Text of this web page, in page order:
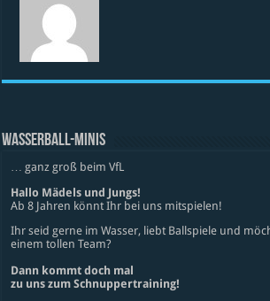
WASSERBALL-MINIS
… ganz groß beim VfL
Hallo Mädels und Jungs!
Ab 8 Jahren könnt Ihr bei uns mitspielen!
Ihr seid gerne im Wasser, liebt Ballspiele und
einem tollen Team?
Dann kommt doch mal
zu uns zum Schnuppertraining!